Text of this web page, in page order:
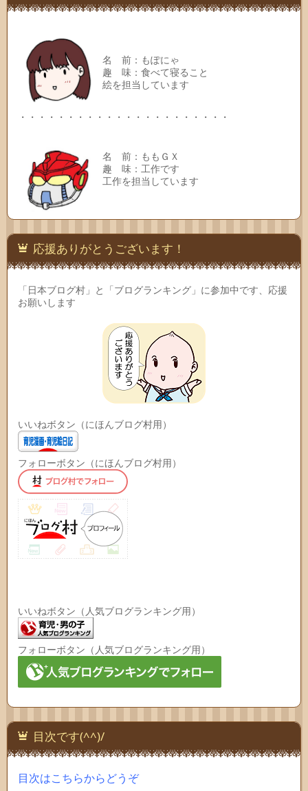
名 前：もぽにゃ
趣 味：食べて寝ること
絵を担当しています
・・・・・・・・・・・・・・・・・・・・・・
名 前：ももＧＸ
趣 味：工作です
工作を担当しています
応援ありがとうございます！
「日本ブログ村」と「ブログランキング」に参加中です、応援
お願いします
いいねボタン（にほんブログ村用）
フォローボタン（にほんブログ村用）
いいねボタン（人気ブログランキング用）
フォローボタン（人気ブログランキング用）
目次です(^^)/
目次はこちらからどうぞ